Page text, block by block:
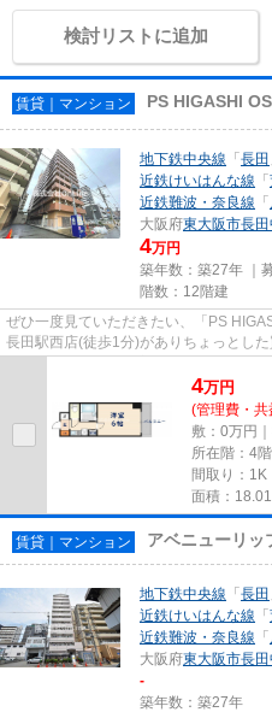
検討リストに追加
賃貸｜マンション PS HIGASHI
地下鉄中央線 「長田
近鉄けいはんな線 「
近鉄難波・奈良線 「
大阪府東大阪市長田
4万円
築年数：築27年 ｜
階数：12階建
ぜひ一度見ていただきたい、「PS
長田駅西店(徒歩1分)がありちょっとし
こもりにくいので、室内が暑くな...
4万円
(管理費・
敷：0万円
所在階：4階
間取り：1K
面積：
賃貸｜マンション アベニューリッ
地下鉄中央線 「長田
近鉄けいはんな線 「
近鉄難波・奈良線 「
大阪府東大阪市長田
-
築年数：築27年